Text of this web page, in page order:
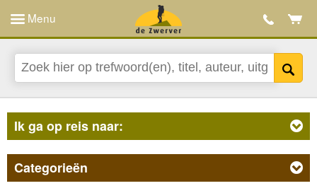
Menu
Ik ga op reis naar:
Categorieën